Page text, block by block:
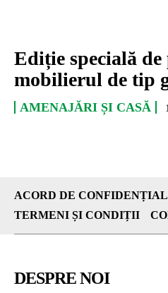
Ediție specială
mobilierul de tip
AMENAJĂRI ȘI CASĂ
ACORD DE
TERMENI ȘI CONDIȚII
DESPRE NOI